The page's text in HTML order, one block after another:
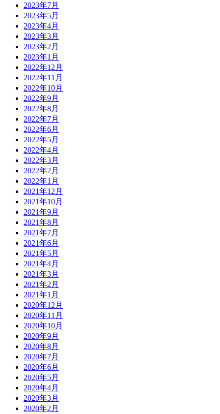
2023年7月
2023年5月
2023年4月
2023年3月
2023年2月
2023年1月
2022年12月
2022年11月
2022年10月
2022年9月
2022年8月
2022年7月
2022年6月
2022年5月
2022年4月
2022年3月
2022年2月
2022年1月
2021年12月
2021年10月
2021年9月
2021年8月
2021年7月
2021年6月
2021年5月
2021年4月
2021年3月
2021年2月
2021年1月
2020年12月
2020年11月
2020年10月
2020年9月
2020年8月
2020年7月
2020年6月
2020年5月
2020年4月
2020年3月
2020年2月